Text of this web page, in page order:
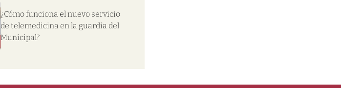
¿Cómo funciona el nuevo servicio
de telemedicina en la guardia del
Municipal?